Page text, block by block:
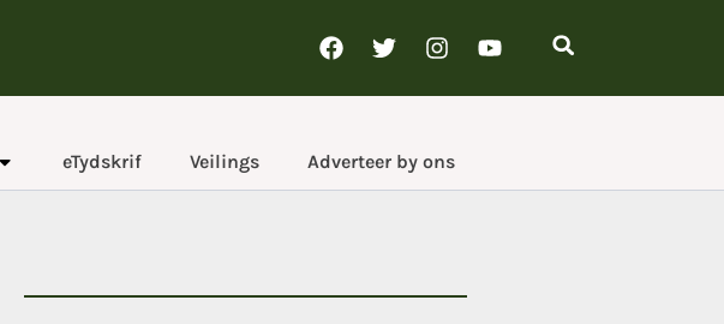
eTydskrif Veilings Adverteer by ons